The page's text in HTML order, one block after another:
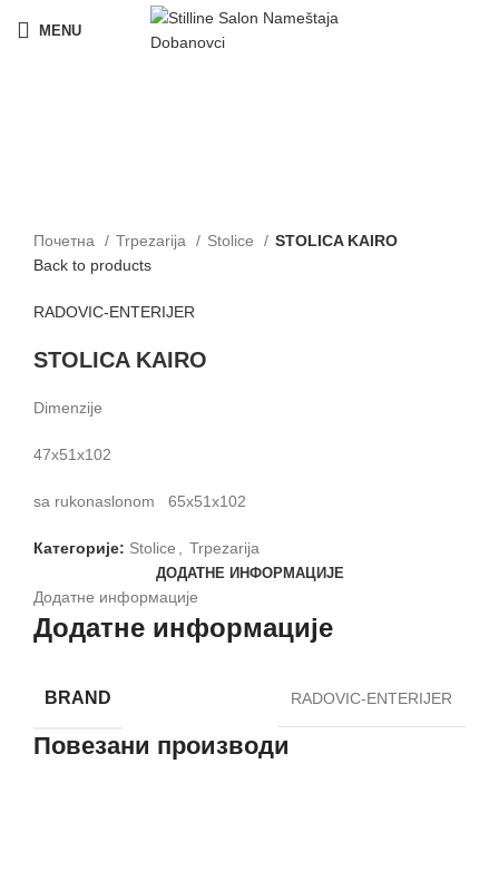
MENU
Почетна Trpezarija Stolice
STOLICA KAIRO
Back to products
RADOVIC-ENTERIJER
STOLICA KAIRO
Dimenzije
47x51x102
sa rukonaslonom 65x51x102
Категорије: Stolice , Trpezarija
ДОДАТНЕ ИНФОРМАЦИЈЕ
Додатне информације
Додатне информације
BRAND RADOVIC-ENTERIJER
Повезани производи